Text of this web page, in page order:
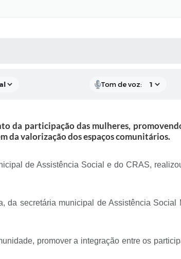
Tom de voz:
da participação das mulheres,
da valorização dos espaços comunitários.
de Assistência Social e do CRAS,
da secretária municipal de Assistência
promover a integração entre os